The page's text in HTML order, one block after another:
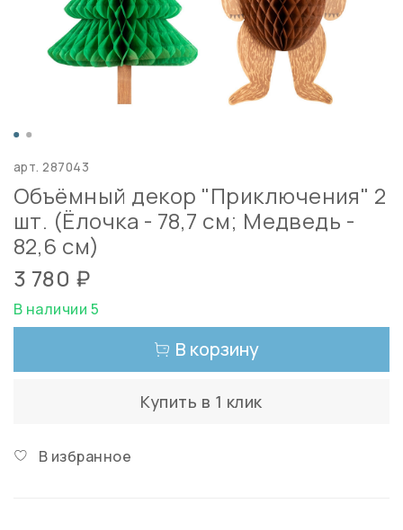
арт.287043
Объёмный декор "Приключения" 2
шт. (Ёлочка - 78,7 см; Медведь -
82,6 см)
3 780 ₽
В наличии 5
В корзину
Купить в 1 клик
В избранное